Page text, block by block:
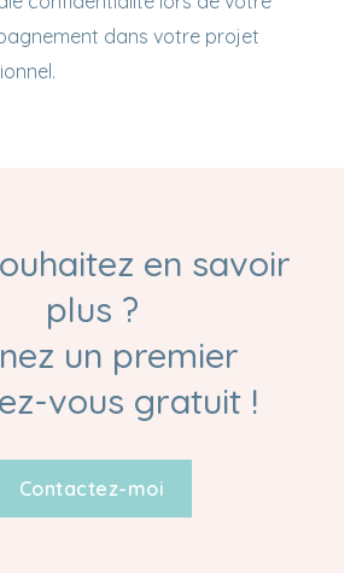
dans votre projet
en savoir
plus ?
un premier
vous gratuit !
Contactez-moi